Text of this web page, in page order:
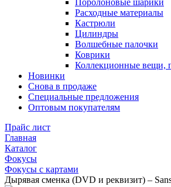
Поролоновые шарики
Расходные материалы
Кастрюли
Цилиндры
Волшебные палочки
Коврики
Коллекционные вещи,
Новинки
Снова в продаже
Специальные предложения
Оптовым покупателям
Прайс лист
Главная
Каталог
Фокусы
Фокусы с картами
Дырявая сменка (DVD и реквизит) –